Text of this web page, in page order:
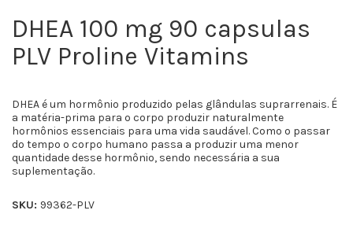
DHEA 100 mg 90 capsulas
PLV Proline Vitamins
DHEA é um hormônio produzido pelas glândulas suprarrenais. É
a matéria-prima para o corpo produzir naturalmente
hormônios essenciais para uma vida saudável. Como o passar
do tempo o corpo humano passa a produzir uma menor
quantidade desse hormônio, sendo necessária a sua
suplementação.
SKU: 99362-PLV